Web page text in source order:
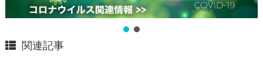
関連記事